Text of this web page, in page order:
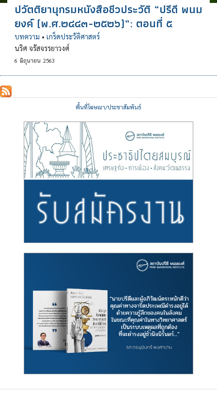
ปวัตติยานุกรมหนังสือชีวประวัติ “ปรีดี พนม
ยงค์ (พ.ศ.๒๔๔๓-๒๕๒๖)”: ตอนที่ ๕
บทความ • เกร็ดประวัติศาสตร์
นริศ จรัสจรรยาวงศ์
6 มิถุนายน 2563
พื้นที่โฆษณา/ประชาสัมพันธ์